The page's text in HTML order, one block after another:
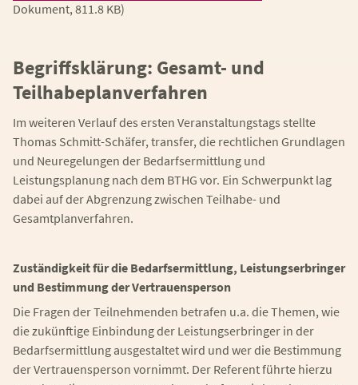
Dokument, 811.8 KB)
Begriffsklärung: Gesamt- und
Teilhabeplanverfahren
Im weiteren Verlauf des ersten Veranstaltungstags stellte
Thomas Schmitt-Schäfer, transfer, die rechtlichen Grundlagen
und Neuregelungen der Bedarfsermittlung und
Leistungsplanung nach dem BTHG vor. Ein Schwerpunkt lag
dabei auf der Abgrenzung zwischen Teilhabe- und
Gesamtplanverfahren.
Zuständigkeit für die Bedarfsermittlung, Leistungserbringer
und Bestimmung der Vertrauensperson
Die Fragen der Teilnehmenden betrafen u.a. die Themen, wie
die zukünftige Einbindung der Leistungserbringer in der
Bedarfsermittlung ausgestaltet wird und wer die Bestimmung
der Vertrauensperson vornimmt. Der Referent führte hierzu